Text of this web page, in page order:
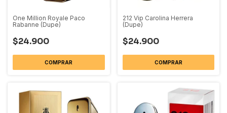
One Million Royale Paco
Rabanne (Dupe)
$24.900
COMPRAR
212 Vip Carolina Herrera
(Dupe)
$24.900
COMPRAR